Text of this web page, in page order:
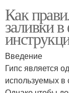
Как
заливки
Введение
Гипс является
используемых в